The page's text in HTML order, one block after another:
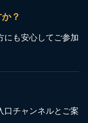
？
にも安心してご参加
口チャンネルとご案